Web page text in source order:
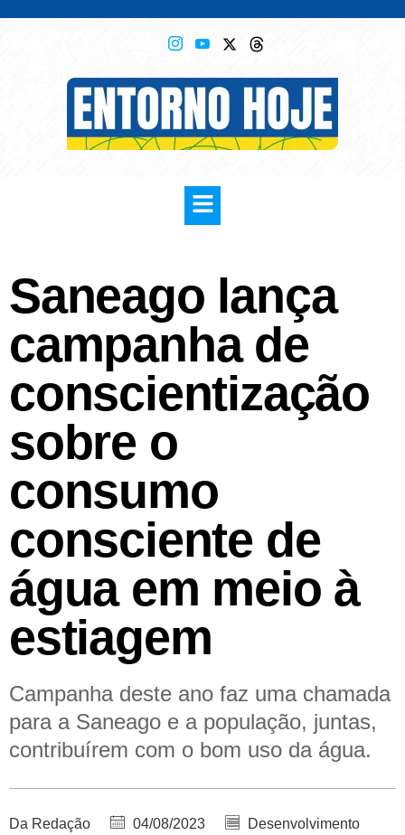
Saneago lança
campanha de
conscientização
sobre o
consumo
consciente de
água em meio à
estiagem
Campanha deste ano faz uma chamada
para a Saneago e a população, juntas,
contribuírem com o bom uso da água.
Da Redação 04/08/2023 Desenvolvimento